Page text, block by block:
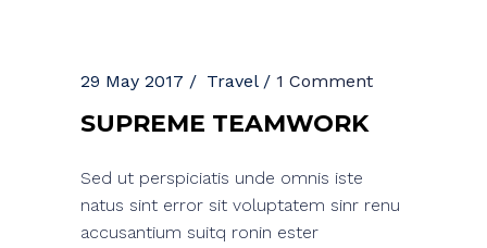
29 May 2017 Travel 1 Comment
SUPREME TEAMWORK
Sed ut perspiciatis unde omnis iste
natus sint error sit voluptatem sinr renu
accusantium suitq ronin ester